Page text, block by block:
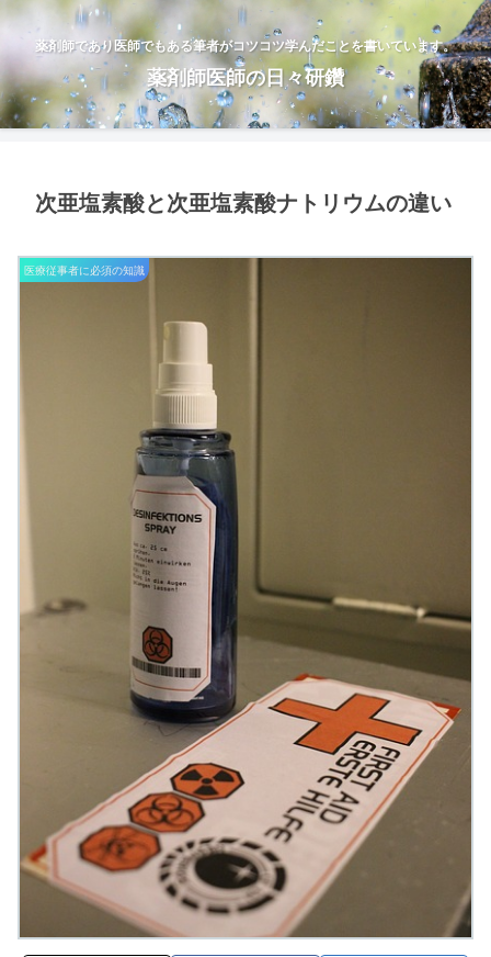
薬剤師であり医師でもある筆者がコツコツ学んだことを書いています。
薬剤師医師の日々研鑽
次亜塩素酸と次亜塩素酸ナトリウムの違い
医療従事者に必須の知識